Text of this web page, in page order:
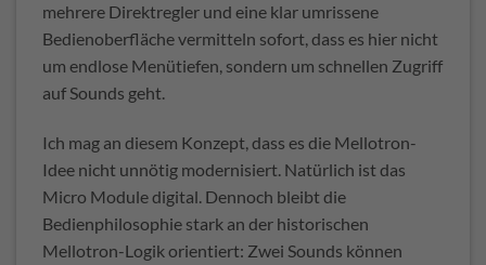
mehrere Direktregler und eine klar umrissene
Bedienoberfläche vermitteln sofort, dass es hier nicht
um endlose Menütiefen, sondern um schnellen Zugriff
auf Sounds geht.
Ich mag an diesem Konzept, dass es die Mellotron-
Idee nicht unnötig modernisiert. Natürlich ist das
Micro Module digital. Dennoch bleibt die
Bedienphilosophie stark an der historischen
Mellotron-Logik orientiert: Zwei Sounds können